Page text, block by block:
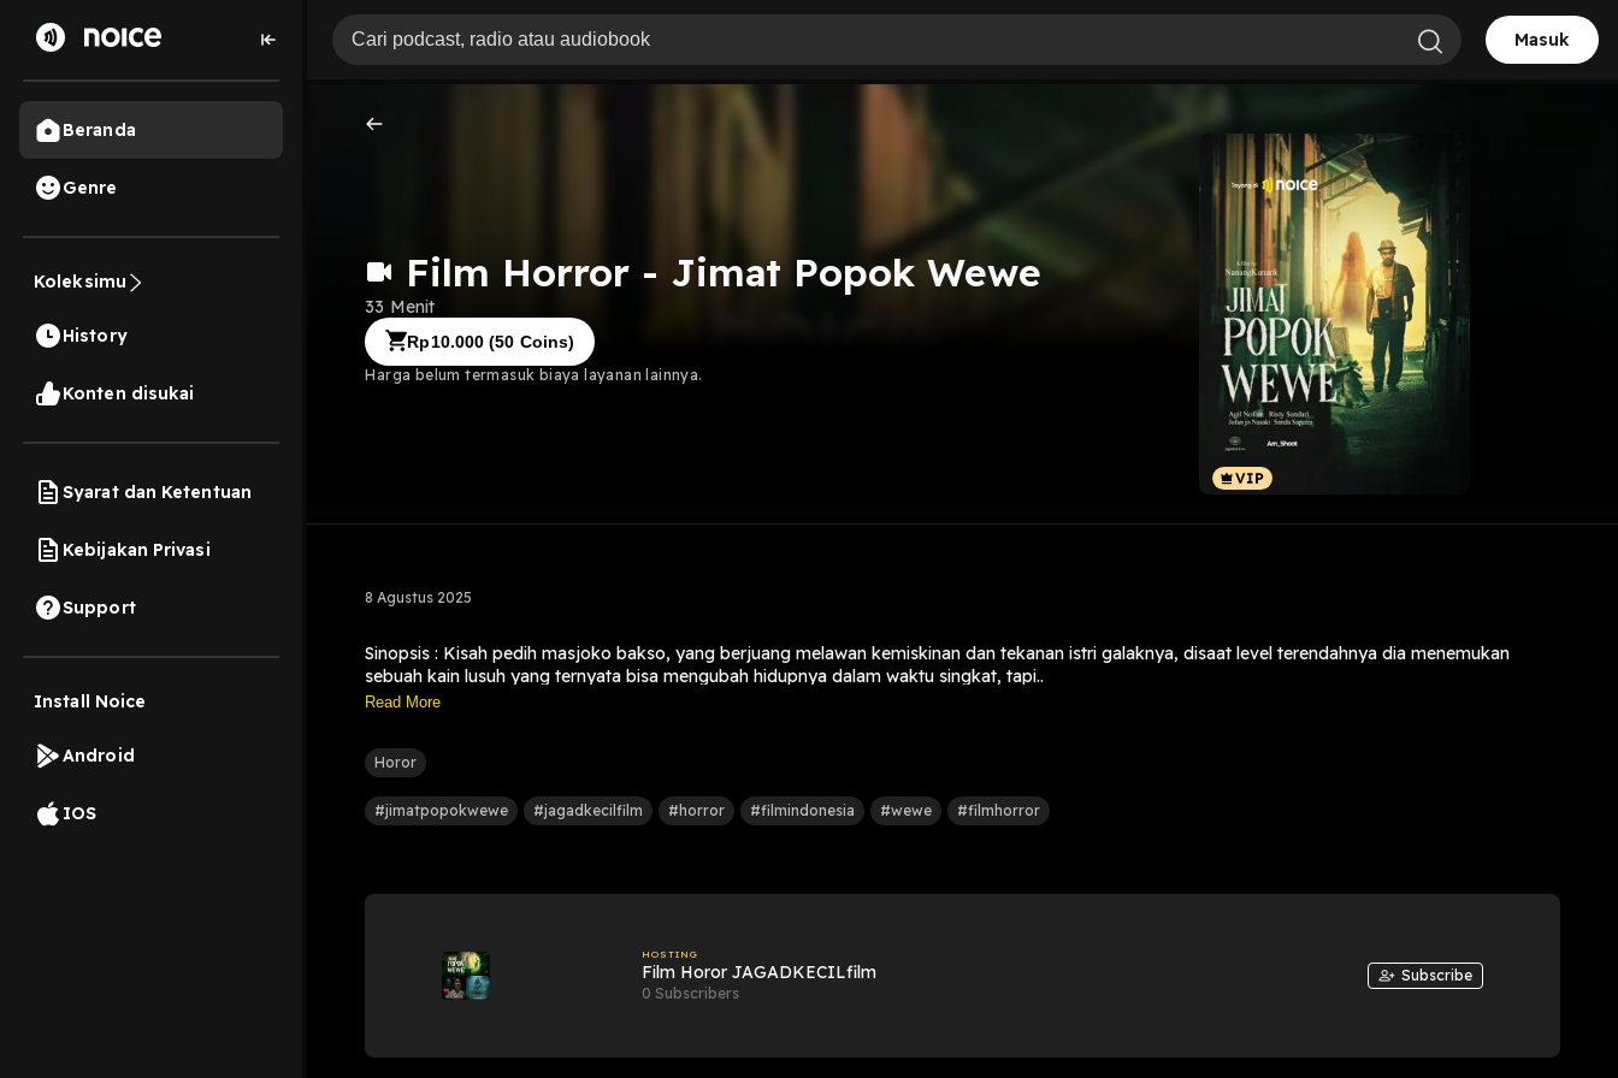
Beranda
Genre
Koleksimu
History
Konten disukai
Syarat dan Ketentuan
Kebijakan Privasi
Support
Install Noice
Android
IOS
Masuk
Film Horror - Jimat Popok Wewe
33 Menit
Rp10.000 (50 Coins)
Harga belum termasuk biaya layanan lainnya.
8 Agustus 2025
Sinopsis : Kisah pedih masjoko bakso, yang berjuang melawan kemiskinan dan tekanan istri galaknya, disaat level terendahnya dia menemukan
sebuah kain lusuh yang ternyata bisa mengubah hidupnya dalam waktu singkat, tapi..
produksi JAGADKECILfilm
Line Producer : Vinda Y
DOP : Alfareza
Art director : Sanda Saputra
Read More
Horor
#jimatpopokwewe #jagadkecilfilm #horror #filmindonesia #wewe #filmhorror
HOSTING
Film Horor JAGADKECILfilm
0 Subscribers
Subscribe